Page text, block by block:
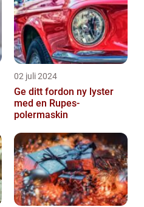
02 juli 2024
Ge ditt fordon ny lyster
med en Rupes-
polermaskin